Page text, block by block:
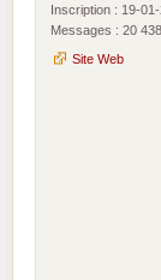
Inscription : 19-
Messages : 20 438
Site Web